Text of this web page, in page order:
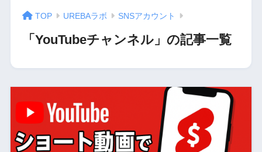
TOP UREBAラボ SNSアカウント
「YouTubeチャンネル」の記事一覧